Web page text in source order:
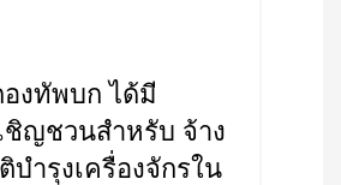
งทัพบก ได้มี
ชิญชวนสำหรับ จ้าง
บำรุงเครื่องจักรใน